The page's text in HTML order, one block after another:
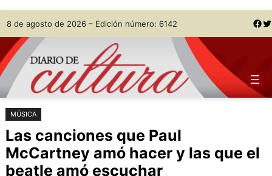
Saltar
al
contenido
Skip
to
content
8 de agosto de 2026 – Edición número: 6142 Facebook Twitter
MÚSICA
Las canciones que Paul
McCartney amó hacer y las que el
beatle amó escuchar